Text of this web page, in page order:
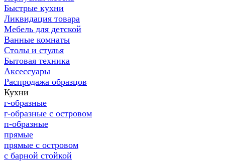
Быстрые кухни
Ликвидация товара
Мебель для детской
Ванные комнаты
Столы и стулья
Бытовая техника
Аксессуары
Распродажа образцов
Кухни
г-образные
г-образные с островом
п-образные
прямые
прямые с островом
с барной стойкой